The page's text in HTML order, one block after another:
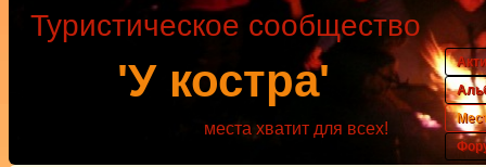
'У костра'
Туристическое сообщество
места хватит для всех!